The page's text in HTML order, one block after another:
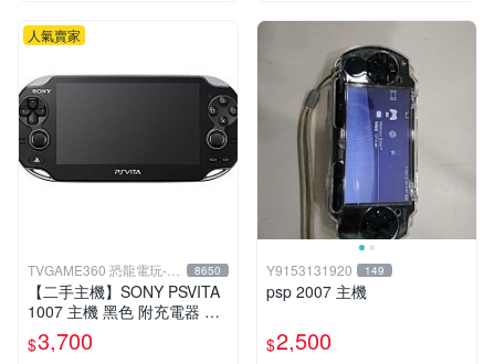
人氣賣家
TVGAME360 恐龍電玩-台
中店
8650
【二手主機】SONY PSVITA
1007 主機 黑色 附充電器 US
B傳輸線 PS VITA PSV【台中
恐龍電玩】
$3,700
Y9153131920 149
psp 2007 主機
$2,500